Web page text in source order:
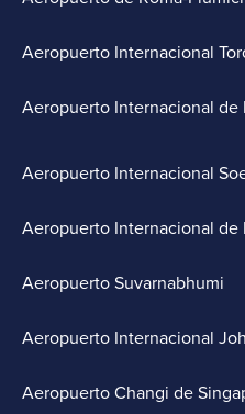
Aeropuerto Internacional
Aeropuerto Internacional de
Aeropuerto Internacional
Aeropuerto Internacional de
Aeropuerto Suvarnabhumi
Aeropuerto Internacional
Aeropuerto Changi de